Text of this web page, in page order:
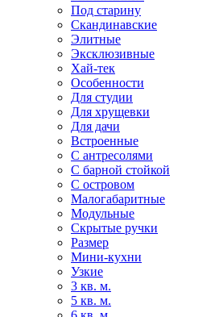
Под старину
Скандинавские
Элитные
Эксклюзивные
Хай-тек
Особенности
Для студии
Для хрущевки
Для дачи
Встроенные
С антресолями
С барной стойкой
С островом
Малогабаритные
Модульные
Скрытые ручки
Размер
Мини-кухни
Узкие
3 кв. м.
5 кв. м.